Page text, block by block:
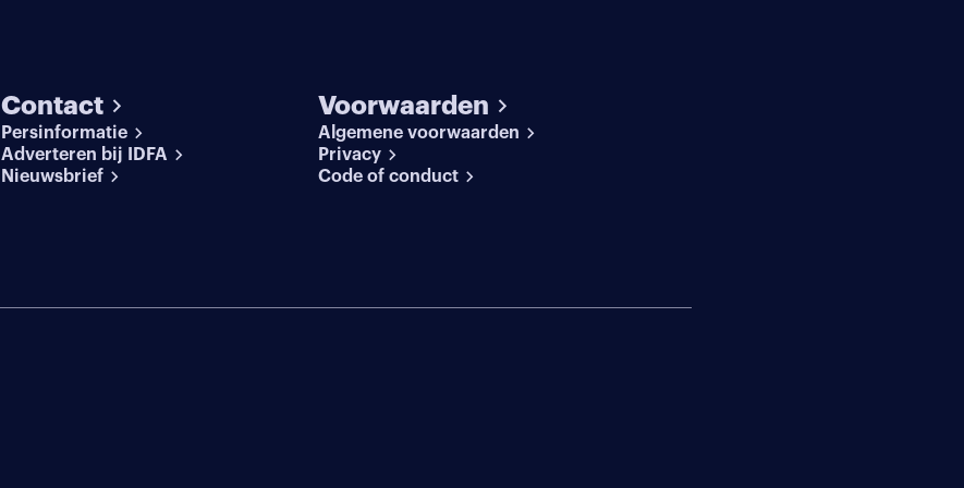
Contact
Persinformatie
Adverteren bij IDFA
Nieuwsbrief
Voorwaarden
Algemene voorwaarden
Privacy
Code of conduct